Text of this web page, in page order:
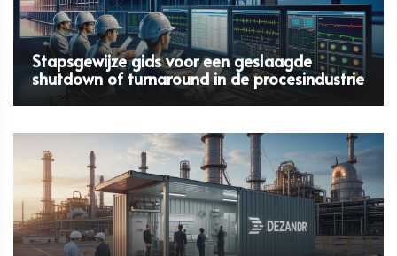
Stapsgewijze gids voor een geslaagde
shutdown of turnaround in de procesindustrie